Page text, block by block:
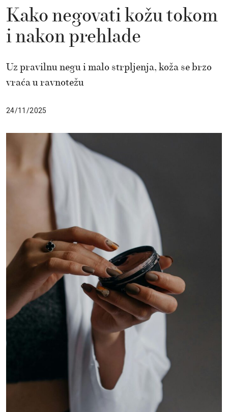
Kako negovati kožu tokom
i nakon prehlade
Uz pravilnu negu i malo strpljenja, koža se brzo
vraća u ravnotežu
24/11/2025